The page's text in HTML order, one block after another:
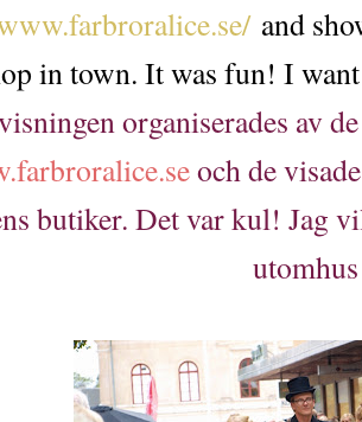
and
in town. It was fun! I
organiserades av
och de
butiker. Det var kul! Jag